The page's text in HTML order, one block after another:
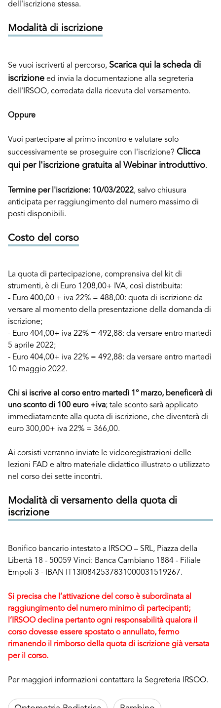
dell'iscrizione stessa.
Modalità di iscrizione
Se vuoi iscriverti al percorso, Scarica qui la scheda di
iscrizione ed invia la documentazione alla segreteria
dell'IRSOO, corredata dalla ricevuta del versamento.
Oppure
Vuoi partecipare al primo incontro e valutare solo
successivamente se proseguire con l'iscrizione? Clicca
qui per l'iscrizione gratuita al Webinar introduttivo.
Termine per l'iscrizione: 10/03/2022, salvo chiusura
anticipata per raggiungimento del numero massimo di
posti disponibili.
Costo del corso
La quota di partecipazione, comprensiva del kit di
strumenti, è di Euro 1208,00+ IVA, così distribuita:
- Euro 400,00 + iva 22% = 488,00: quota di iscrizione da
versare al momento della presentazione della domanda di
iscrizione;
- Euro 404,00+ iva 22% = 492,88: da versare entro martedì
5 aprile 2022;
- Euro 404,00+ iva 22% = 492,88: da versare entro martedì
10 maggio 2022.
Chi si iscrive al corso entro martedì 1° marzo, beneficerà di
uno sconto di 100 euro +iva; tale sconto sarà applicato
immediatamente alla quota di iscrizione, che diventerà di
euro 300,00+ iva 22% = 366,00.
Ai corsisti verranno inviate le videoregistrazioni delle
lezioni FAD e altro materiale didattico illustrato o utilizzato
nel corso dei sette incontri.
Modalità di versamento della quota di
iscrizione
Bonifico bancario intestato a IRSOO – SRL, Piazza della
Libertà 18 - 50059 Vinci: Banca Cambiano 1884 - Filiale
Empoli 3 - IBAN IT13I0842537831000031519267.
Si precisa che l’attivazione del corso è subordinata al
raggiungimento del numero minimo di partecipanti;
l’IRSOO declina pertanto ogni responsabilità qualora il
corso dovesse essere spostato o annullato, fermo
rimanendo il rimborso della quota di iscrizione già versata
per il corso.
Per maggiori informazioni contattare la Segreteria IRSOO.